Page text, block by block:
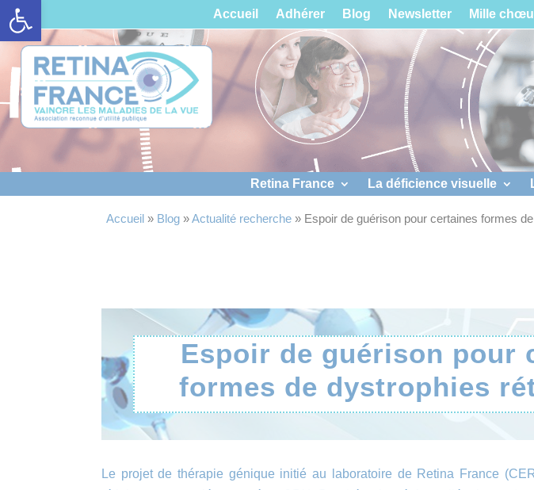
Panneau de gestion des cookies
Ouvrir la barre d’outils Accueil Adhérer Blog Newsletter Mille
Retina France La déficience visuelle
Accueil » Blog »Actualité recherche » Espoir de guérison pour certaines formes
Espoir de guérison pour
formes de dystrophies
Le projet de thérapie génique initié au laboratoire de Retina France